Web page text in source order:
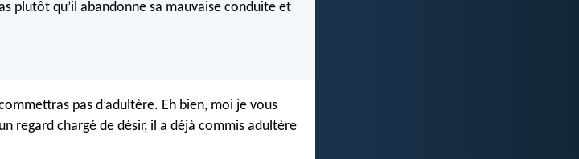
plutôt qu’il abandonne sa mauvaise conduite et
pas d’adultère. Eh bien, moi je vous
regard chargé de désir, il a déjà commis adultère